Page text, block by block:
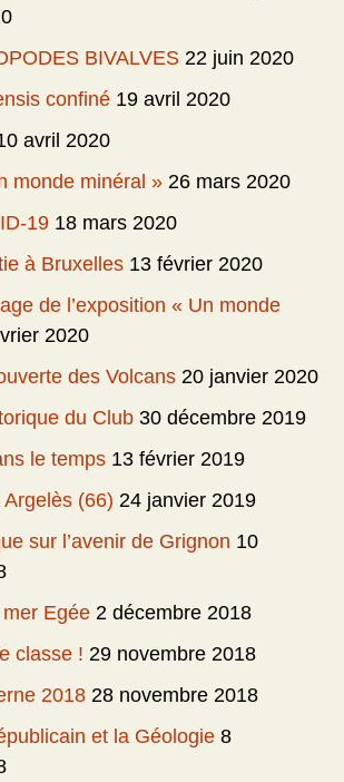
BIVALVES 22 juin 2020
confiné 19 avril 2020
avril 2020
monde minéral » 26 mars 2020
19 18 mars 2020
à Bruxelles 13 février 2020
de l’exposition « Un monde
2020
des Volcans 20 janvier 2020
du Club 30 décembre 2019
le temps 13 février 2019
(66) 24 janvier 2019
sur l’avenir de Grignon 10
Egée 2 décembre 2018
classe ! 29 novembre 2018
2018 28 novembre 2018
et la Géologie 8